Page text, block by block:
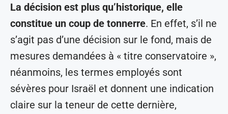
La décision est plus qu’historique, elle
constitue un coup de tonnerre. En effet, s’il ne
s’agit pas d’une décision sur le fond, mais de
mesures demandées à « titre conservatoire »,
néanmoins, les termes employés sont
sévères pour Israël et donnent une indication
claire sur la teneur de cette dernière,